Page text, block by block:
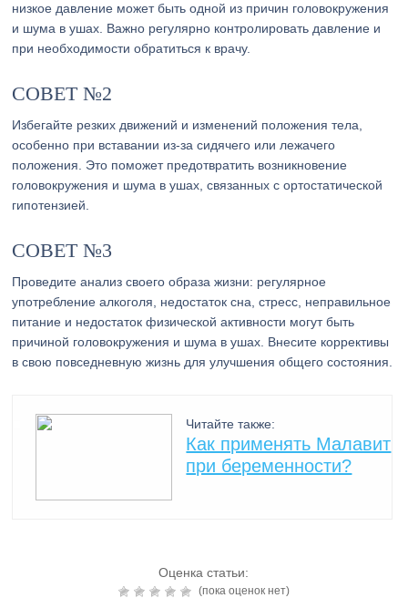
низкое давление может быть одной из причин головокружения
и шума в ушах. Важно регулярно контролировать давление и
при необходимости обратиться к врачу.
СОВЕТ №2
Избегайте резких движений и изменений положения тела,
особенно при вставании из-за сидячего или лежачего
положения. Это поможет предотвратить возникновение
головокружения и шума в ушах, связанных с ортостатической
гипотензией.
СОВЕТ №3
Проведите анализ своего образа жизни: регулярное
употребление алкоголя, недостаток сна, стресс, неправильное
питание и недостаток физической активности могут быть
причиной головокружения и шума в ушах. Внесите коррективы
в свою повседневную жизнь для улучшения общего состояния.
Читайте также:
Как применять Малавит
при беременности?
Оценка статьи:
(пока оценок нет)